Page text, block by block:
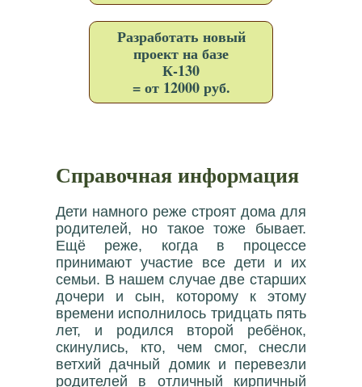
Разработать новый
проект на базе
К-130
= от 12000 руб.
Справочная информация
Дети намного реже строят дома для
родителей, но такое тоже бывает.
Ещё реже, когда в процессе
принимают участие все дети и их
семьи. В нашем случае две старших
дочери и сын, которому к этому
времени исполнилось тридцать пять
лет, и родился второй ребёнок,
скинулись, кто, чем смог, снесли
ветхий дачный домик и перевезли
родителей в отличный кирпичный